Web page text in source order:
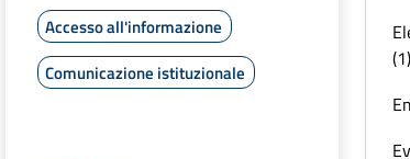
Accesso all'informazione
Comunicazione istituzionale
(1)